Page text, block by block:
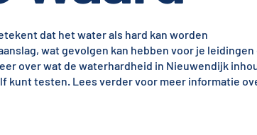
dat het water als hard kan worden
wat gevolgen kan hebben voor je leidingen
over wat de waterhardheid in Nieuwendijk
kunt testen. Lees verder voor meer informatie